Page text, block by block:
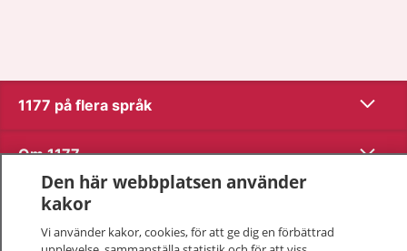
1177 på flera språk Visa
Om 1177 Visa
Kontakt
Den här webbplatsen använder
kakor
Vi använder kakor, cookies, för att ge dig en förbättrad